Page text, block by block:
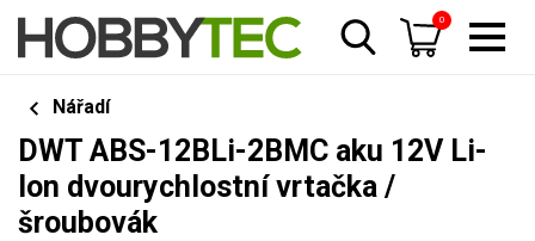
0
Nářadí
DWT ABS-12BLi-2BMC aku 12V Li-
Ion dvourychlostní vrtačka /
šroubovák